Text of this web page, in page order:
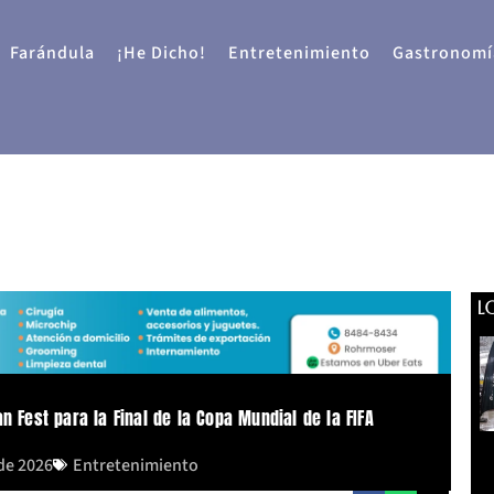
Farándula ¡He Dicho! Entretenimiento
Fest para la Final de la Copa Mundial de la FIFA
2026 Entretenimiento